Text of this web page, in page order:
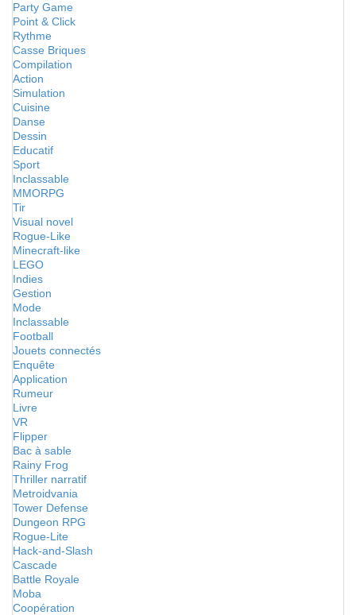
Party Game
Point & Click
Rythme
Casse Briques
Compilation
Action
Simulation
Cuisine
Danse
Dessin
Educatif
Sport
Inclassable
MMORPG
Tir
Visual novel
Rogue-Like
Minecraft-like
LEGO
Indies
Gestion
Mode
Inclassable
Football
Jouets connectés
Enquête
Application
Rumeur
Livre
VR
Flipper
Bac à sable
Rainy Frog
Thriller narratif
Metroidvania
Tower Defense
Dungeon RPG
Rogue-Lite
Hack-and-Slash
Cascade
Battle Royale
Moba
Coopération